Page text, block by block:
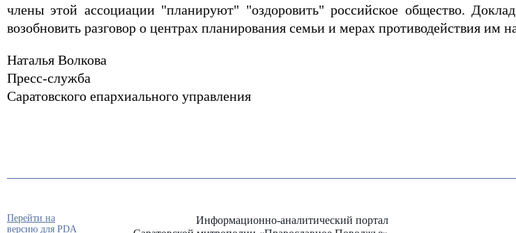
члены этой ассоциации "планируют" "оздоровить" российское общество.
возобновить разговор о центрах планирования семьи и мерах противодействия им
Наталья Волкова
Пресс-служба
Саратовского епархиального управления
Информационно-аналитический портал
Перейти на
версию для PDA